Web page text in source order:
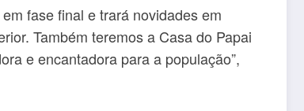
fase final e trará novidades em
Também teremos a Casa do Papai
e encantadora para a população”,